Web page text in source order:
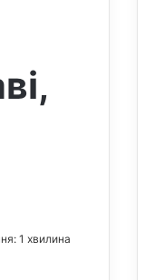
1 хвилина